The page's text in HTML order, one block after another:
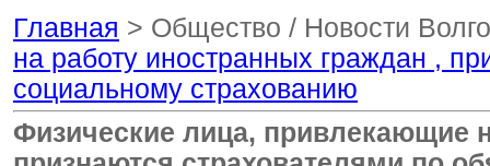
Главная > Общество / Новости
на работу иностранных граждан ,
социальному страхованию
Физические лица, привлекающие